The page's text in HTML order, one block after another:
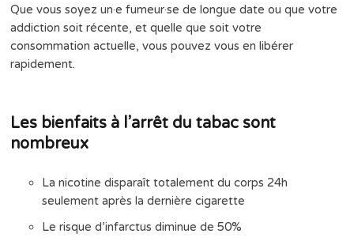
Que vous soyez un·e fumeur·se de longue date ou que votre
addiction soit récente, et quelle que soit votre
consommation actuelle, vous pouvez vous en libérer
rapidement.
Les bienfaits à l’arrêt du tabac sont
nombreux
La nicotine disparaît totalement du corps 24h
seulement après la dernière cigarette
Le risque d’infarctus diminue de 50%